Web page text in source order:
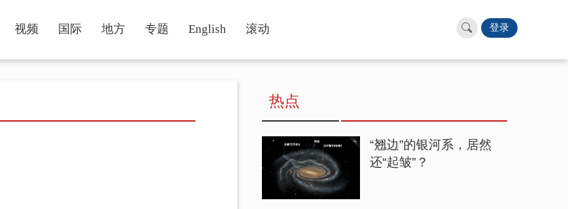
视频 国际 地方 专题 English 滚动 登录
热点
“翘边”的银河系，居然
还“起皱”？